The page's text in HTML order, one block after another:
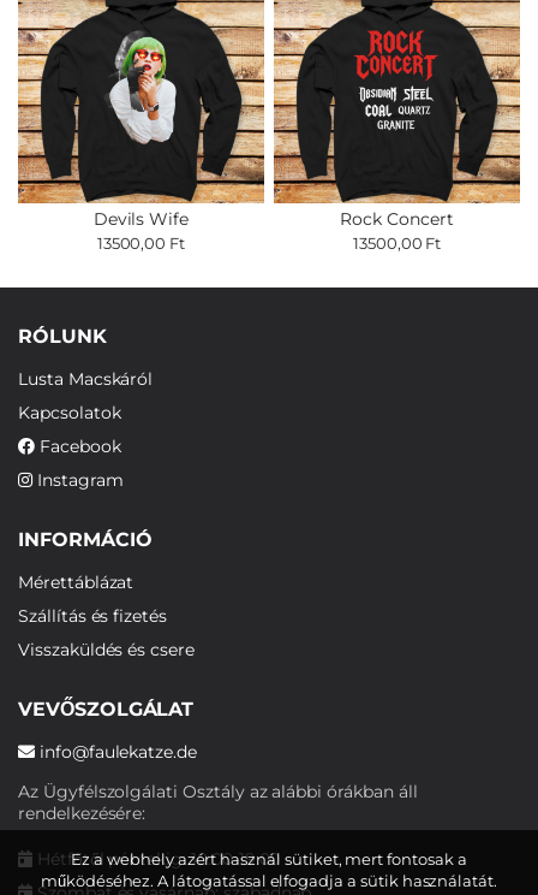
Devils Wife
13500,00 Ft
Rock Concert
13500,00 Ft
RÓLUNK
Lusta Macskáról
Kapcsolatok
Facebook
Instagram
INFORMÁCIÓ
Mérettáblázat
Szállítás és fizetés
Visszaküldés és csere
VEVŐSZOLGÁLAT
info@faulekatze.de
Az Ügyfélszolgálati Osztály az alábbi órákban áll
rendelkezésére:
Hétfőtől péntekig: 10:00-19:00
Ez a webhely azért használ sütiket, mert fontosak a
működéséhez. A látogatással elfogadja a sütik használatát.